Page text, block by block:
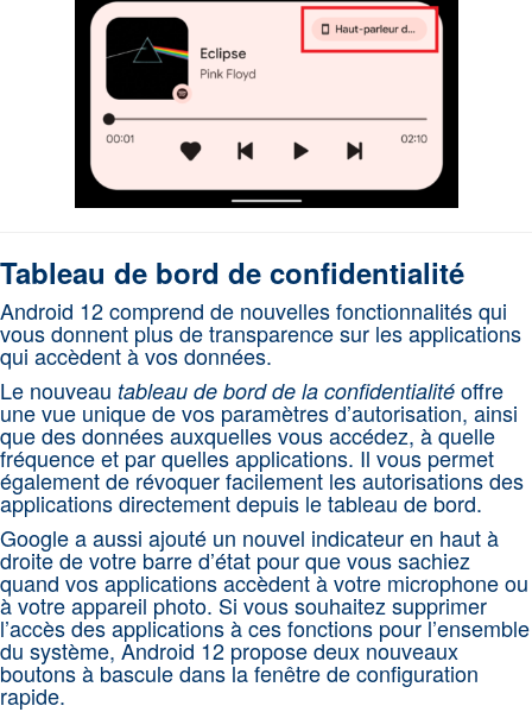
Tableau de bord de confidentialité
Android 12 comprend de nouvelles fonctionnalités qui
vous donnent plus de transparence sur les applications
qui accèdent à vos données.
Le nouveau tableau de bord de la confidentialité offre
une vue unique de vos paramètres d’autorisation, ainsi
que des données auxquelles vous accédez, à quelle
fréquence et par quelles applications. Il vous permet
également de révoquer facilement les autorisations des
applications directement depuis le tableau de bord.
Google a aussi ajouté un nouvel indicateur en haut à
droite de votre barre d’état pour que vous sachiez
quand vos applications accèdent à votre microphone ou
à votre appareil photo. Si vous souhaitez supprimer
l’accès des applications à ces fonctions pour l’ensemble
du système, Android 12 propose deux nouveaux
boutons à bascule dans la fenêtre de configuration
rapide.